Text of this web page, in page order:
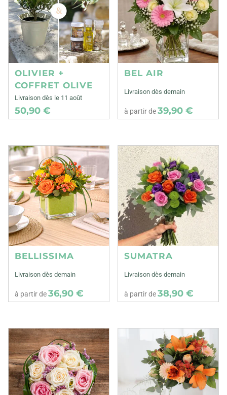
OLIVIER +
COFFRET OLIVE
Livraison dès le 11 août
50,90 €
BEL AIR
Livraison dès demain
à partir de39,90 €
BELLISSIMA
Livraison dès demain
à partir de36,90 €
SUMATRA
Livraison dès demain
à partir de38,90 €